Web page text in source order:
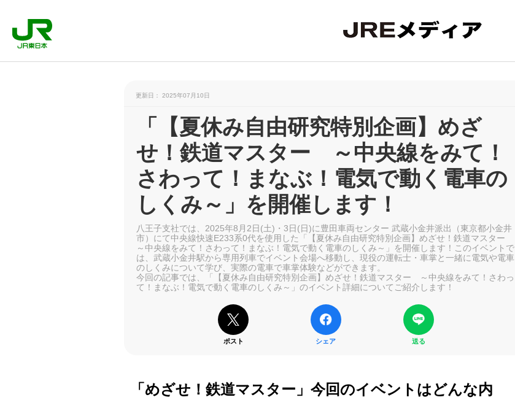
更新日： 2025年07月10日
「【夏休み自由研究特別企画】めざ
せ！鉄道マスター ～中央線をみて！
さわって！まなぶ！電気で動く電車の
しくみ～」を開催します！
八王子支社では、2025年8月2日(土)・3日(日)に豊田車両センター 武蔵小金井派出（東京都小金井
市）にて中央線快速E233系0代を使用した「【夏休み自由研究特別企画】めざせ！鉄道マスター
～中央線をみて！さわって！まなぶ！電気で動く電車のしくみ～」を開催します！このイベントで
は、武蔵小金井駅から専用列車でイベント会場へ移動し、現役の運転士・車掌と一緒に電気や電車
のしくみについて学び、実際の電車で車掌体験などができます。
今回の記事では、「【夏休み自由研究特別企画】めざせ！鉄道マスター ～中央線をみて！さわっ
て！まなぶ！電気で動く電車のしくみ～」のイベント詳細についてご紹介します！
ポスト シェア 送る
「めざせ！鉄道マスター」今回のイベントはどんな内